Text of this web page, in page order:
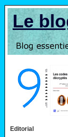
Le
Editorial